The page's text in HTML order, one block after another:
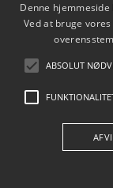
DTU Aqua -
Vejlsøvej 39
8600 Silkeborg
ffi@aqua.dtu.dk
FØLG OS PÅ
Denne
Ved at bruge
ABSOLUT